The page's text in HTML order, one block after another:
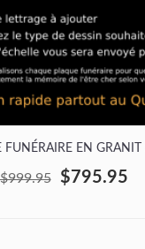
FUNÉRAIRE EN
$999.95 $795.95